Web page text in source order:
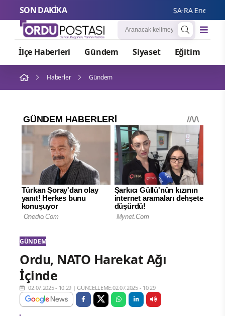
SON DAKİKA ŞA-RA Enerji'nin
İlçe Haberleri Gündem Siyaset Eğitim
Haberler Gündem
GÜNDEM
Ordu, NATO Harekat Ağı
İçinde
02.07.2025 - 10:29 |GÜNCELLEME:02.07.2025 - 10:29